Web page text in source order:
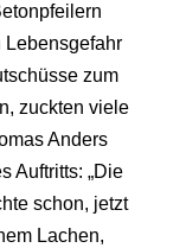
Lebensgefahr
zum
zuckten viele
Anders
Auftritts: „Die
schon, jetzt
Lachen,